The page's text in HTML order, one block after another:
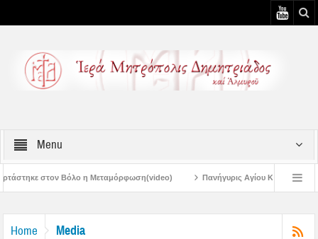
Menu
Μεταμόρφωση(video) Πανήγυρις Αγίου Καλλινίκου Μητροπολίτου Εδέσσης
Home Media